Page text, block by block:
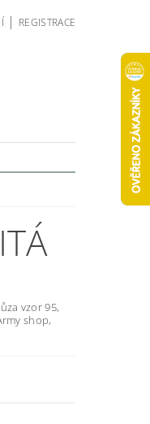
| REGISTRACE
vzor 95,
shop,